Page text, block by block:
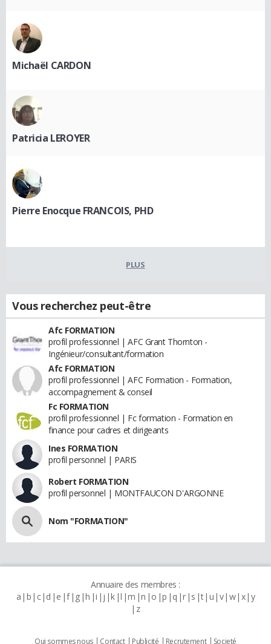
Michaël CARDON
Patricia LEROYER
Pierre Enocque FRANCOIS, PHD
PLUS
Vous recherchez peut-être
Afc FORMATION
profil professionnel | AFC Grant Thornton -
Ingénieur/consultant/formation
Afc FORMATION
profil professionnel | AFC Formation - Formation,
accompagnement & conseil
Fc FORMATION
profil professionnel | Fc formation - Formation en
finance pour cadres et dirigeants
Ines FORMATION
profil personnel | PARIS
Robert FORMATION
profil personnel | MONTFAUCON D'ARGONNE
Nom "FORMATION"
Annuaire des membres :
a b c d e f g h i j k l m n o p q r s t u v w x y
z
Qui sommes nous Contact Publicité Recrutement Societé